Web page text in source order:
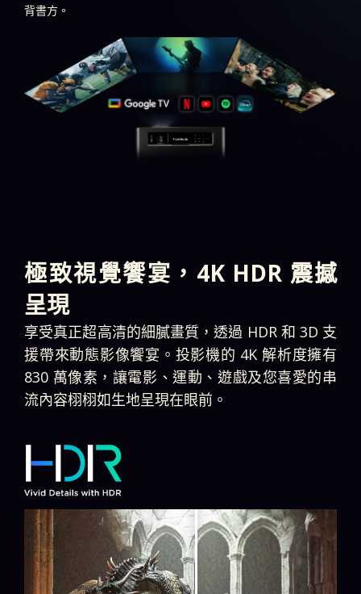
背書方。
極致視覺饗宴，4KHDR 震撼
呈現
享受真正超高清的細膩畫質，透過 HDR 和 3D 支
援帶來動態影像饗宴。投影機的 4K 解析度擁有
830 萬像素，讓電影、運動、遊戲及您喜愛的串
流內容栩栩如生地呈現在眼前。